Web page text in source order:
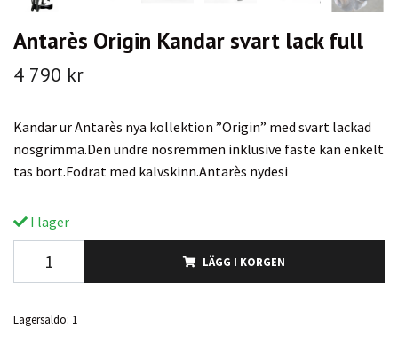
Antarès Origin Kandar svart lack full
4 790 kr
Kandar ur Antarès nya kollektion ”Origin” med svart lackad
nosgrimma.Den undre nosremmen inklusive fäste kan enkelt
tas bort.Fodrat med kalvskinn.Antarès nydesi
I lager
LÄGG I KORGEN
Lagersaldo: 1